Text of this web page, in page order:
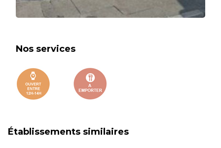
Nos services
Établissements similaires